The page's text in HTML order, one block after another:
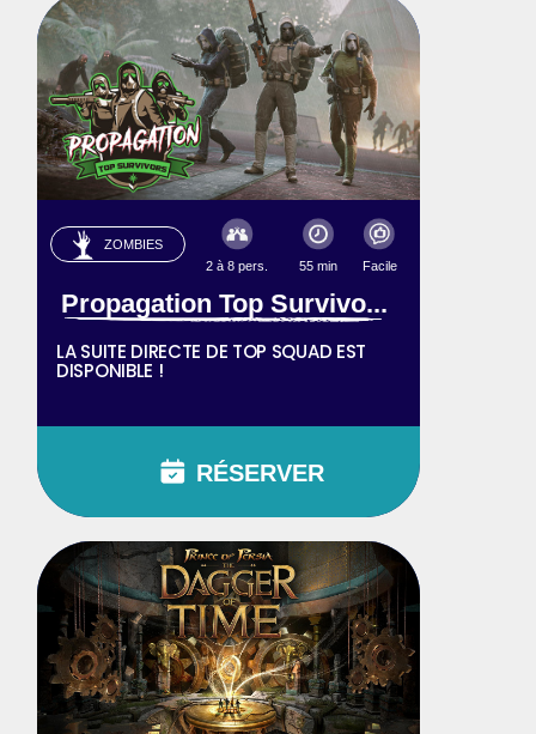
ZOMBIES
2 à 8 pers.
55 min Facile
Propagation Top Survivo...
LA SUITE DIRECTE DE TOP SQUAD EST
DISPONIBLE !
RÉSERVER